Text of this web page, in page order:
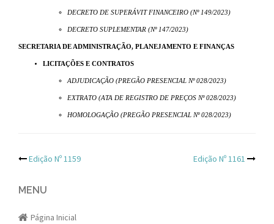
DECRETO DE SUPERÁVIT FINANCEIRO (Nº 149/2023)
DECRETO SUPLEMENTAR (Nº 147/2023)
SECRETARIA DE ADMINISTRAÇÃO, PLANEJAMENTO E FINANÇAS
LICITAÇÕES E CONTRATOS
ADJUDICAÇÃO (PREGÃO PRESENCIAL Nº 028/2023)
EXTRATO (ATA DE REGISTRO DE PREÇOS Nº 028/2023)
HOMOLOGAÇÃO (PREGÃO PRESENCIAL Nº 028/2023)
Post
navigation
Edição Nº 1159 Edição Nº 1161
MENU
Página Inicial